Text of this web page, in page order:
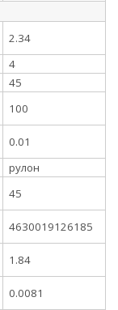
2.34
4
45
100
0.01
рулон
45
4630019126185
1.84
0.0081